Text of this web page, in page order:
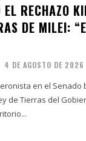
RECHAZO
DE MILEI:
4 DE AGOSTO DE 2026
en el Senado
de Tierras del